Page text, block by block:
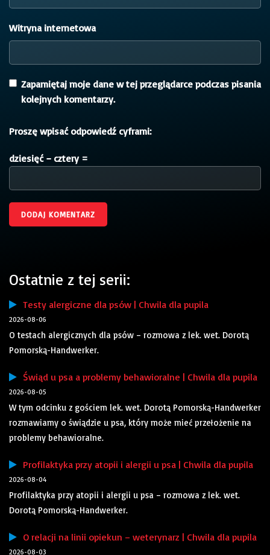
Witryna internetowa
Zapamiętaj moje dane w tej przeglądarce podczas pisania
kolejnych komentarzy.
Proszę wpisać odpowiedź cyframi:
dziesięć − cztery =
Ostatnie z tej serii:
Testy alergiczne dla psów | Chwila dla pupila
2026-08-06
O testach alergicznych dla psów – rozmowa z lek. wet. Dorotą
Pomorską-Handwerker.
Świąd u psa a problemy behawioralne | Chwila dla pupila
2026-08-05
W tym odcinku z gościem lek. wet. Dorotą Pomorską-Handwerker
rozmawiamy o świądzie u psa, który może mieć przełożenie na
problemy behawioralne.
Profilaktyka przy atopii i alergii u psa | Chwila dla pupila
2026-08-04
Profilaktyka przy atopii i alergii u psa – rozmowa z lek. wet.
Dorotą Pomorską-Handwerker.
O relacji na linii opiekun – weterynarz | Chwila dla pupila
2026-08-03